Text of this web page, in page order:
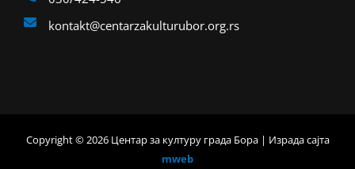
kontakt@centarzakulturubor.org.rs
Copyright © 2026 Центар за културу града Бора | Израда сајта
mweb